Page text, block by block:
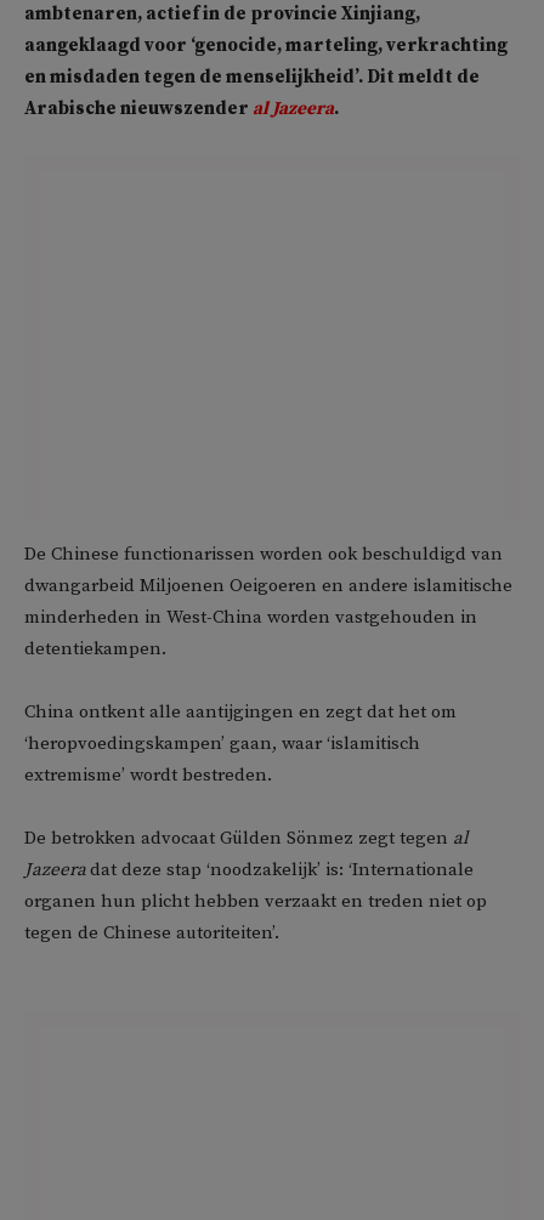
ambtenaren, actief in de provincie Xinjiang,
aangeklaagd voor ‘genocide, marteling, verkrachting
en misdaden tegen de menselijkheid’. Dit meldt de
Arabische nieuwszender al Jazeera.
De Chinese functionarissen worden ook beschuldigd van
dwangarbeid Miljoenen Oeigoeren en andere islamitische
minderheden in West-China worden vastgehouden in
detentiekampen.
China ontkent alle aantijgingen en zegt dat het om
‘heropvoedingskampen’ gaan, waar ‘islamitisch
extremisme’ wordt bestreden.
De betrokken advocaat Gülden Sönmez zegt tegen al
Jazeeradat deze stap ‘noodzakelijk’ is: ‘Internationale
organen hun plicht hebben verzaakt en treden niet op
tegen de Chinese autoriteiten’.